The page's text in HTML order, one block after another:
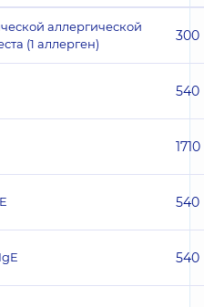
аллергической
(1 аллерген)
300
540
1710
540
540